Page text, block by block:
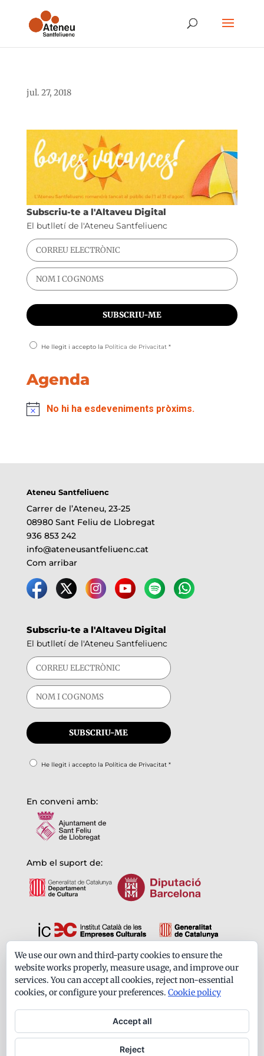
jul. 27, 2018
Subscriu-te a l'Altaveu Digital
El butlletí de l'Ateneu Santfeliuenc
He llegit i accepto la Política de Privacitat*
Agenda
No hi ha esdeveniments pròxims.
Ateneu Santfeliuenc
Carrer de l’Ateneu, 23-25
08980 Sant Feliu de Llobregat
936 853 242
info@ateneusantfeliuenc.cat
Com arribar
Subscriu-te a l'Altaveu Digital
El butlletí de l'Ateneu Santfeliuenc
He llegit i accepto la Política de Privacitat*
En conveni amb:
Amb el suport de:
Formem part de:
We use our own and third-party cookies to ensure the
website works properly, measure usage, and improve our
services. You can accept all cookies, reject non-essential
cookies, or configure your preferences. Cookie policy
Accept all
Reject